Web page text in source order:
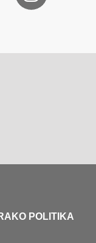
POLITIKA